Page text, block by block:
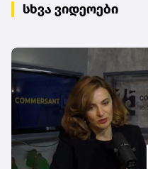
სხვა ვიდეოები